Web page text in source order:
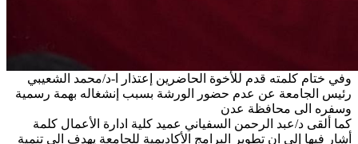
وفي ختام كلمته قدم للأخوة الحاضرين إعتذار ا-د/محمد الشعيبي
رئيس الجامعة عن عدم حضور الورشة بسبب إنشغاله بهمة رسمية
وسفره الى محافظة عدن
كما ألقى د/عبد الرحمن السفياني عميد كلية ادارة الأعمال كلمة
أشار فيها إلى ان تطوير البرامج الأكاديمية للجامعة يهدف الى تنمية